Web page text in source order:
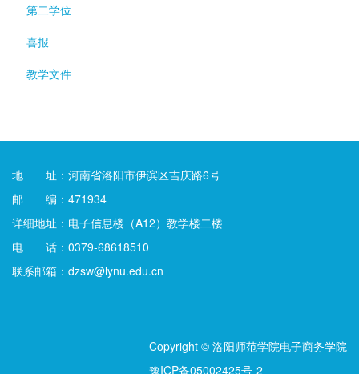
第二学位
喜报
教学文件
地 址：河南省洛阳市伊滨区吉庆路6号
邮 编：471934
详细地址：电子信息楼（A12）教学楼二楼
电 话：0379-68618510
联系邮箱：dzsw@lynu.edu.cn
Copyright © 洛阳师范学院电子商务学院
豫ICP备05002425号-2